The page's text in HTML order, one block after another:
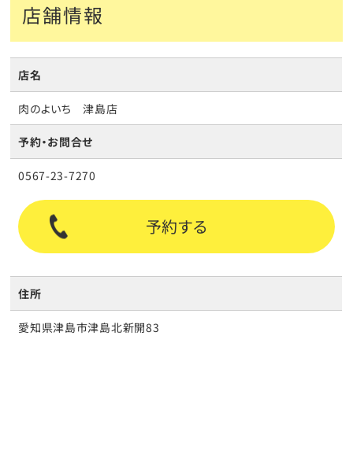
店舗情報
店名
肉のよいち 津島店
予約・お問合せ
0567-23-7270
予約する
住所
愛知県津島市津島北新開83